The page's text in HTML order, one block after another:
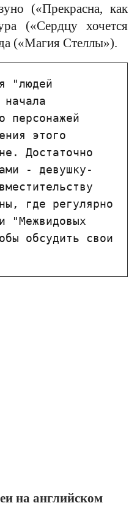
(«Прекрасна, как
(«Сердцу хочется
(«Магия Стеллы»).
"людей
персонажей
этого
Достаточно
- девушку-
где регулярно
"Межвидовых
обсудить свои
на английском